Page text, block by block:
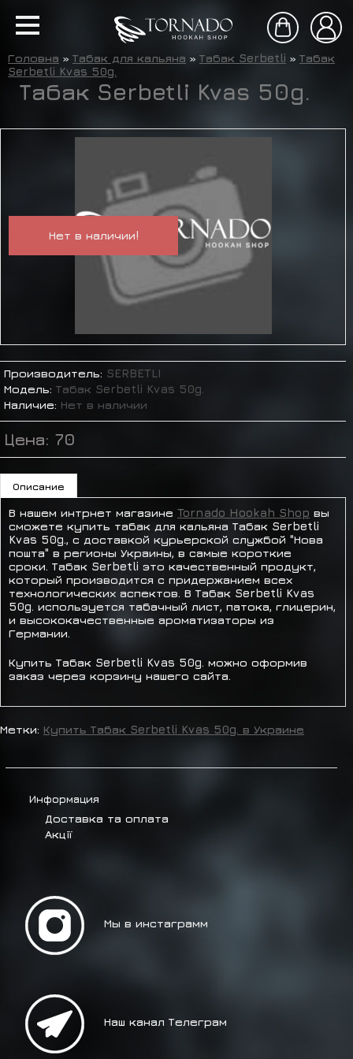
Головна » Табак для кальяна » Табак Serbetli » Табак
Serbetli Kvas 50g.
Табак Serbetli Kvas 50g.
Нет в наличии!
Производитель: SERBETLI
Модель: Табак Serbetli Kvas 50g.
Наличие: Нет в наличии
Цена: 70
Описание
В нашем интрнет магазине Tornado Hookah Shop вы
сможете купить табак для кальяна Табак Serbetli
Kvas 50g., с доставкой курьерской службой "Нова
пошта" в регионы Украины, в самые короткие
сроки. Табак Serbetli это качественный продукт,
который производится с придержанием всех
технологических аспектов. В Табак Serbetli Kvas
50g. используется табачный лист, патока, глицерин,
и высококачественные ароматизаторы из
Германии.
Купить Табак Serbetli Kvas 50g. можно оформив
заказ через корзину нашего сайта.
Метки: Купить Табак Serbetli Kvas 50g. в Украине
Информация
Доставка та оплата
Акції
Мы в инстаграмм
Наш канал Телеграм